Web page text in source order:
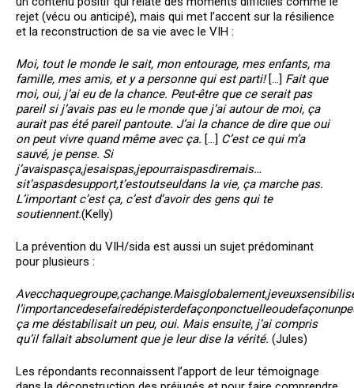
rejet (vécu ou anticipé), mais qui met l’accent sur la résilience
et la reconstruction de sa vie avec le VIH :
Moi, tout le monde le sait, mon entourage, mes enfants, ma
famille, mes amis, et y a personne qui est parti! […] Fait que
moi, oui, j’ai eu de la chance. Peut-être que ce serait pas
pareil si j’avais pas eu le monde que j’ai autour de moi, ça
aurait pas été pareil pantoute. J’ai la chance de dire que oui
on peut vivre quand même avec ça. […] C’est ce qui m’a
sauvé, je pense. Si
j’avaispasça,jesaispas,jepourraispasdiremais…
sit’aspasdesupport,t’estoutseuldans la vie, ça marche pas.
L’important c’est ça, c’est d’avoir des gens qui te
soutiennent.(Kelly)
La prévention du VIH/sida est aussi un sujet prédominant
pour plusieurs :
Avecchaquegroupe,çachange.Maisglobalement,jeveux
l’importancedesefairedépisterdefaçonponctuelleoudefaçonun
ça me déstabilisait un peu, oui. Mais ensuite, j’ai compris
qu’il fallait absolument que je leur dise la vérité. (Jules)
Les répondants reconnaissent l’apport de leur témoignage